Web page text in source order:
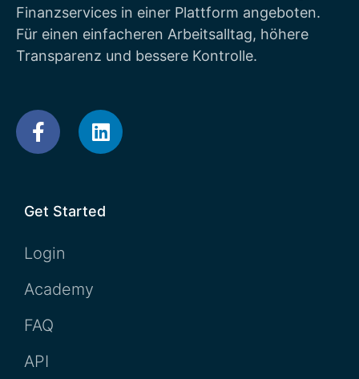
Finanzservices in einer Plattform angeboten.
Für einen einfacheren Arbeitsalltag, höhere
Transparenz und bessere Kontrolle.
Get Started
Login
Academy
FAQ
API